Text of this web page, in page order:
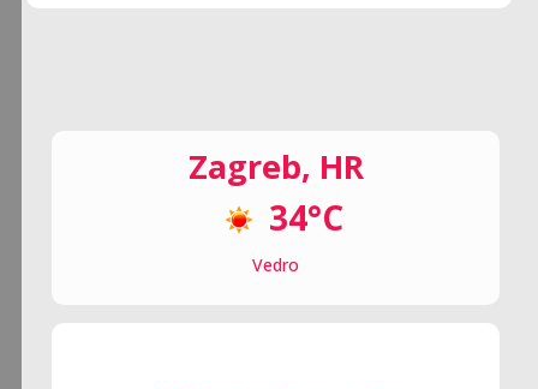
Zagreb, HR
34°C
Vedro